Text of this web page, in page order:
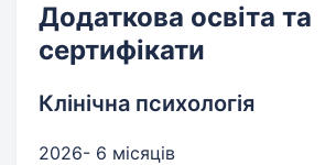
Додаткова освіта та
сертифікати
Клінічна психологія
2026- 6 місяців